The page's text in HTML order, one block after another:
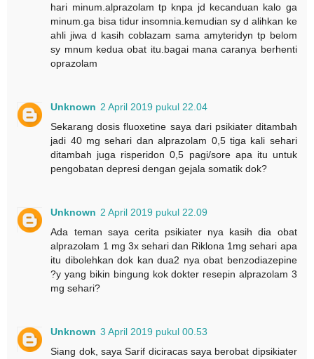
hari minum.alprazolam tp knpa jd kecanduan kalo ga
minum.ga bisa tidur insomnia.kemudian sy d alihkan ke
ahli jiwa d kasih coblazam sama amyteridyn tp belom
sy mnum kedua obat itu.bagai mana caranya berhenti
oprazolam
Unknown 2 April 2019 pukul 22.04
Sekarang dosis fluoxetine saya dari psikiater ditambah
jadi 40 mg sehari dan alprazolam 0,5 tiga kali sehari
ditambah juga risperidon 0,5 pagi/sore apa itu untuk
pengobatan depresi dengan gejala somatik dok?
Unknown 2 April 2019 pukul 22.09
Ada teman saya cerita psikiater nya kasih dia obat
alprazolam 1 mg 3x sehari dan Riklona 1mg sehari apa
itu dibolehkan dok kan dua2 nya obat benzodiazepine
?y yang bikin bingung kok dokter resepin alprazolam 3
mg sehari?
Unknown 3 April 2019 pukul 00.53
Siang dok, saya Sarif diciracas saya berobat dipsikiater